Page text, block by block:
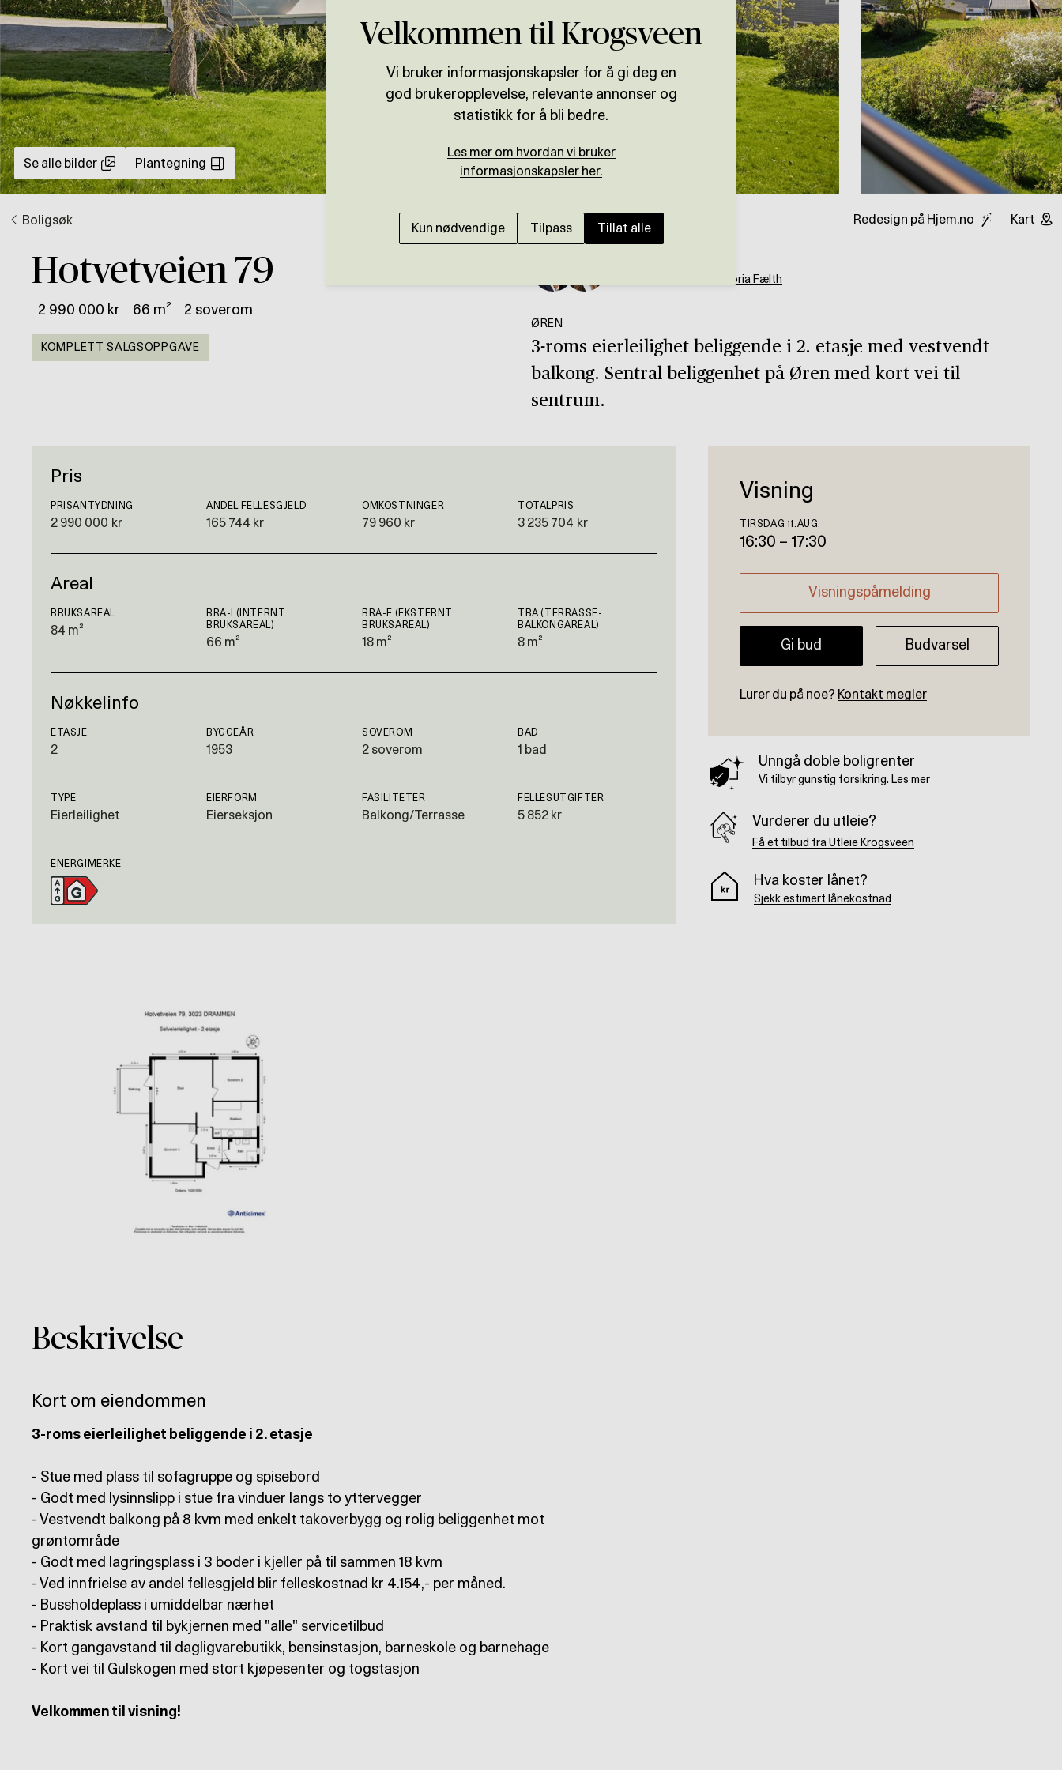
Se alle bilder Plantegning
Boligsøk Redesign på Hjem.no Kart
Hotvetveien 79
2 990 000 kr 66 m² 2 soverom
KOMPLETT SALGSOPPGAVE
Viktoria Fælth
ØREN
3-roms eierleilighet beliggende i 2. etasje med vestvendt
balkong. Sentral beliggenhet på Øren med kort vei til
sentrum.
Pris
PRISANTYDNING
2 990 000 kr
ANDEL FELLESGJELD
165 744 kr
OMKOSTNINGER
79 960 kr
TOTALPRIS
3 235 704 kr
Areal
BRUKSAREAL
84 m²
BRA-I (INTERNT
BRUKSAREAL)
66 m²
BRA-E (EKSTERNT
BRUKSAREAL)
18 m²
TBA (TERRASSE-
BALKONGAREAL)
8 m²
Nøkkelinfo
ETASJE
2
BYGGEÅR
1953
SOVEROM
2 soverom
BAD
1 bad
TYPE
Eierleilighet
EIERFORM
Eierseksjon
FASILITETER
Balkong/Terrasse
FELLESUTGIFTER
5 852 kr
ENERGIMERKE
Beskrivelse
Kort om eiendommen
3-roms eierleilighet beliggende i 2. etasje
- Stue med plass til sofagruppe og spisebord
- Godt med lysinnslipp i stue fra vinduer langs to yttervegger
- Vestvendt balkong på 8 kvm med enkelt takoverbygg og rolig beliggenhet mot
grøntområde
- Godt med lagringsplass i 3 boder i kjeller på til sammen 18 kvm
- Ved innfrielse av andel fellesgjeld blir felleskostnad kr 4.154,- per måned.
- Bussholdeplass i umiddelbar nærhet
- Praktisk avstand til bykjernen med "alle" servicetilbud
- Kort gangavstand til dagligvarebutikk, bensinstasjon, barneskole og barnehage
- Kort vei til Gulskogen med stort kjøpesenter og togstasjon
Velkommen til visning!
Visning
TIRSDAG 11.AUG.
16:30 – 17:30
Visningspåmelding
Gi bud Budvarsel
Lurer du på noe? Kontakt megler
Unngå doble boligrenter
Vi tilbyr gunstig forsikring. Les mer
Vurderer du utleie?
Få et tilbud fra Utleie Krogsveen
Hva koster lånet?
Sjekk estimert lånekostnad
Velkommen til Krogsveen
Vi bruker informasjonskapsler for å gi deg en
god brukeropplevelse, relevante annonser og
statistikk for å bli bedre.
Les mer om hvordan vi bruker
informasjonskapsler her.
Kun nødvendige Tilpass Tillat alle